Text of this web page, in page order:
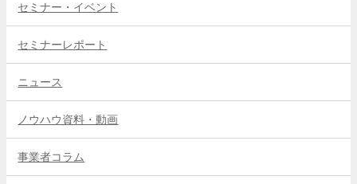
セミナー・イベント
セミナーレポート
ニュース
ノウハウ資料・動画
事業者コラム